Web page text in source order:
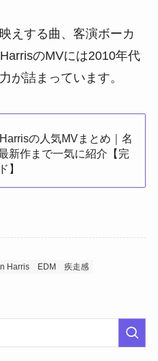
えする曲、客演ボーカ
のMVには2010年代
が詰まっています。
の人気MVまとめ｜名
新作まで一気に紹介【完
】
Harris EDM 疾走感